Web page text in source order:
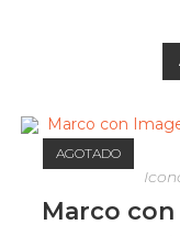
AGOTADO
Marco